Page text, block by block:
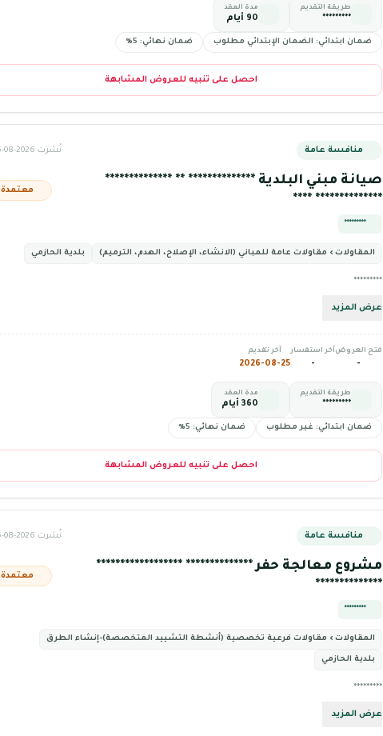
طريقة التقديم
*********
مدة العقد
90 أيام
ضمان ابتدائي: الضمان الإبتدائي مطلوب ضمان نهائي: 5%
احصل على تنبيه للعروض المشابهة
منافسة عامة نُشرت 2026-08-06
صيانة مبني البلدية ************** ** **************
************** ****
معتمدة
*********
المقاولات › مقاولات عامة للمباني (الانشاء، الإصلاح، الهدم، الترميم) بلدية الحازمي
*********
عرض المزيد
فتح العروض
-
آخر استفسار
-
آخر تقديم
2026-08-25
طريقة التقديم
*********
مدة العقد
360 أيام
ضمان ابتدائي: غير مطلوب ضمان نهائي: 5%
احصل على تنبيه للعروض المشابهة
منافسة عامة نُشرت 2026-08-06
مشروع معالجة حفر ************** ******************
**************
معتمدة
*********
المقاولات › مقاولات فرعية تخصصية (أنشطة التشييد المتخصصة)-إنشاء الطرق
بلدية الحازمي
*********
عرض المزيد